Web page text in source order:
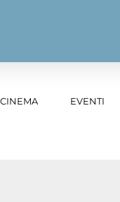
CINEMA
EVENTI